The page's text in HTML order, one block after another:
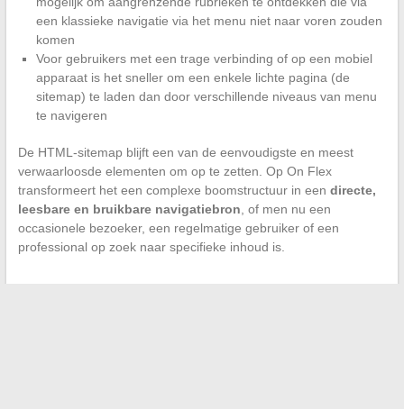
een klassieke navigatie via het menu niet naar voren zouden
komen
Voor gebruikers met een trage verbinding of op een mobiel
apparaat is het sneller om een enkele lichte pagina (de
sitemap) te laden dan door verschillende niveaus van menu
te navigeren
De HTML-sitemap blijft een van de eenvoudigste en meest
verwaarloosde elementen om op te zetten. Op On Flex
transformeert het een complexe boomstructuur in een directe,
leesbare en bruikbare navigatiebron, of men nu een
occasionele bezoeker, een regelmatige gebruiker of een
professional op zoek naar specifieke inhoud is.